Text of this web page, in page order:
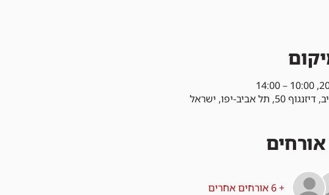
תל אביב-יפו, ישראל
+ 6 אורחים אחרים